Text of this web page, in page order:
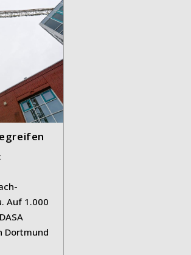
Auf 1.000
Dortmund